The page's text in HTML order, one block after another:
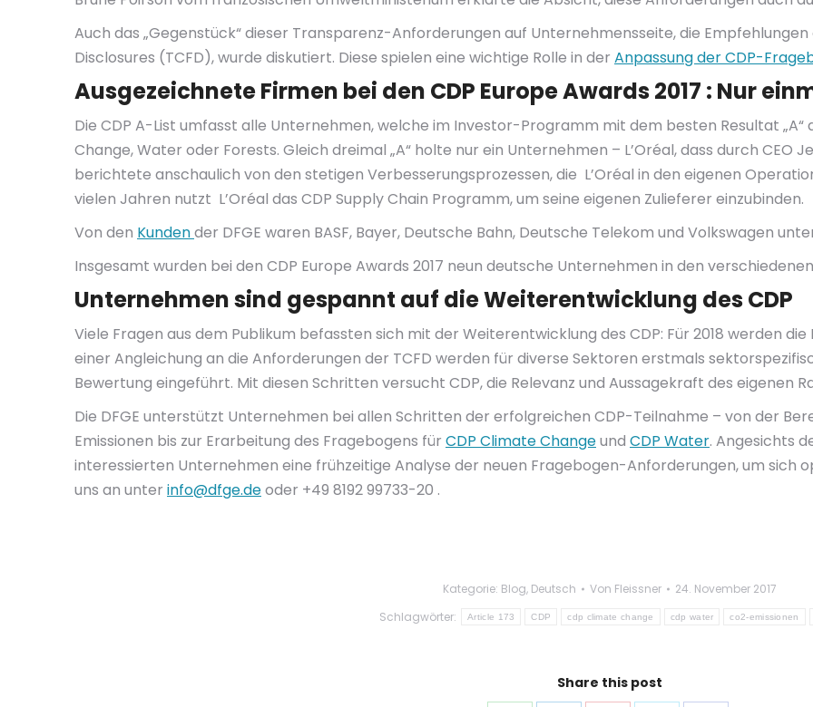
Auch das „Gegenstück“ dieser Transparenz-Anforderungen auf Unternehmensseite, die
Disclosures (TCFD), wurde diskutiert. Diese spielen eine wichtige Rolle in der Anpassung der CDP-
Ausgezeichnete Firmen bei den CDP Europe Awards 2017 : Nur
Die CDP A-List umfasst alle Unternehmen, welche im Investor-Programm mit dem besten Resultat
Change, Water oder Forests. Gleich dreimal „A“ holte nur ein Unternehmen – L’Oréal, dass durch CEO
berichtete anschaulich von den stetigen Verbesserungsprozessen, die L’Oréal in den eigenen
vielen Jahren nutzt L’Oréal das CDP Supply Chain Programm, um seine eigenen Zulieferer einzubinden.
Von den Kundender DFGE waren BASF, Bayer, Deutsche Bahn, Deutsche Telekom und Volkswagen
Insgesamt wurden bei den CDP Europe Awards 2017 neun deutsche Unternehmen in den
Unternehmen sind gespannt auf die Weiterentwicklung des CDP
Viele Fragen aus dem Publikum befassten sich mit der Weiterentwicklung des CDP: Für 2018 werden
einer Angleichung an die Anforderungen der TCFD werden für diverse Sektoren erstmals
Bewertung eingeführt. Mit diesen Schritten versucht CDP, die Relevanz und Aussagekraft des eigenen
Die DFGE unterstützt Unternehmen bei allen Schritten der erfolgreichen CDP-Teilnahme – von der
Emissionen bis zur Erarbeitung des Fragebogens für CDP Climate Changeund CDP Water. Angesichts
interessierten Unternehmen eine frühzeitige Analyse der neuen Fragebogen-Anforderungen, um sich
uns an unter info@dfge.deoder +49 8192 99733-20 .
Kategorie: Blog, Deutsch Von Fleissner
24. November 2017
Schlagwörter:
Article 173 CDP cdp climate change cdp water co2-emissionen
Share this post